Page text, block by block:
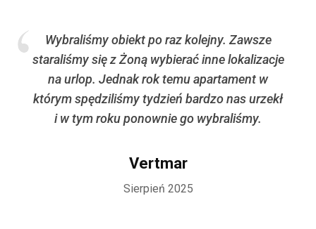
po raz kolejny. Zawsze
wybierać inne lokalizacje
rok temu apartament w
tydzień bardzo nas urzekł
go wybraliśmy.
Bardzo czysto,
nawet